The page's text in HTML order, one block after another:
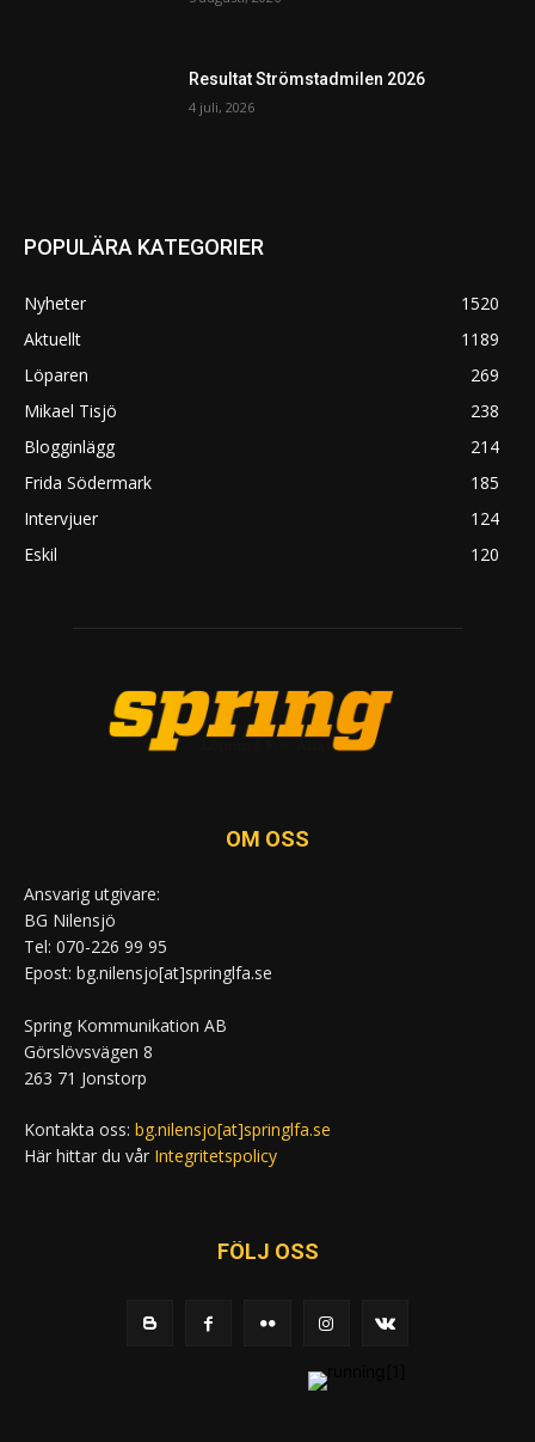
Resultat Strömstadmilen 2026
4 juli, 2026
POPULÄRA KATEGORIER
Nyheter
1520
Aktuellt
1189
Löparen
269
Mikael Tisjö
238
Blogginlägg
214
Frida Södermark
185
Intervjuer
124
Eskil
120
OM OSS
Ansvarig utgivare:
BG Nilensjö
Tel: 070-226 99 95
Epost: bg.nilensjo[at]springlfa.se
Spring Kommunikation AB
Görslövsvägen 8
263 71 Jonstorp
Kontakta oss: bg.nilensjo[at]springlfa.se
Här hittar du vår Integritetspolicy
FÖLJ OSS